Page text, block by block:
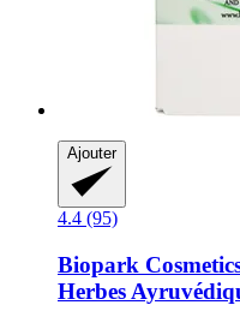
Ajouter
4.4 (95)
Biopark
Herbes